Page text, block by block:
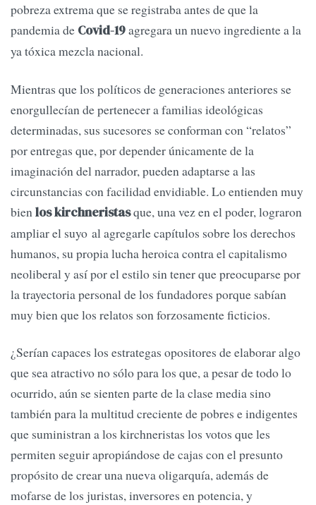
pobreza extrema que se registraba antes de que la
pandemia de Covid-19agregara un nuevo ingrediente a la
ya tóxica mezcla nacional.
Mientras que los políticos de generaciones anteriores se
enorgullecían de pertenecer a familias ideológicas
determinadas, sus sucesores se conforman con “relatos”
por entregas que, por depender únicamente de la
imaginación del narrador, pueden adaptarse a las
circunstancias con facilidad envidiable. Lo entienden muy
bienlos kirchneristasque, una vez en el poder, lograron
ampliar el suyo al agregarle capítulos sobre los derechos
humanos, su propia lucha heroica contra el capitalismo
neoliberal y así por el estilo sin tener que preocuparse por
la trayectoria personal de los fundadores porque sabían
muy bien que los relatos son forzosamente ficticios.
¿Serían capaces los estrategas opositores de elaborar algo
que sea atractivo no sólo para los que, a pesar de todo lo
ocurrido, aún se sienten parte de la clase media sino
también para la multitud creciente de pobres e indigentes
que suministran a los kirchneristas los votos que les
permiten seguir apropiándose de cajas con el presunto
propósito de crear una nueva oligarquía, además de
mofarse de los juristas, inversores en potencia, y